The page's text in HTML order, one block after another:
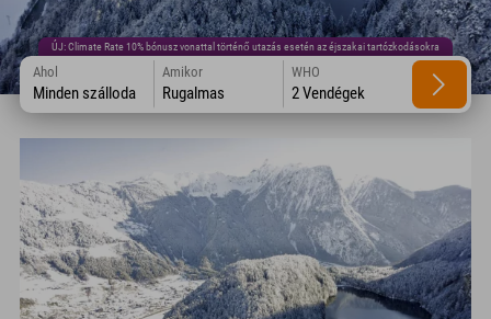
ÚJ: Climate Rate 10% bónusz vonattal történő utazás esetén az éjszakai tartózkodásokra
Ahol
Minden szálloda
Amikor
Rugalmas
WHO
2 Vendégek